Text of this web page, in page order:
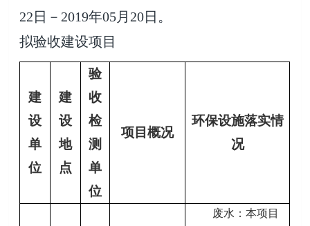
22日－2019年05月20日。
拟验收建设项目
建
设
单
位
建
设
地
点
验
收
检
测
单
位
项目概况
环保设施落实情
况
废水：本项目